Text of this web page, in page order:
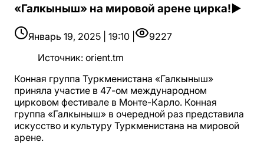
«Галкыныш» на мировой арене цирка!▶️
Январь 19, 2025 | 19:10 |
9227
Источник: orient.tm
Конная группа Туркменистана «Галкыныш»
приняла участие в 47-ом международном
цирковом фестивале в Монте-Карло. Конная
группа «Галкыныш» в очередной раз представила
искусство и культуру Туркменистана на мировой
арене.